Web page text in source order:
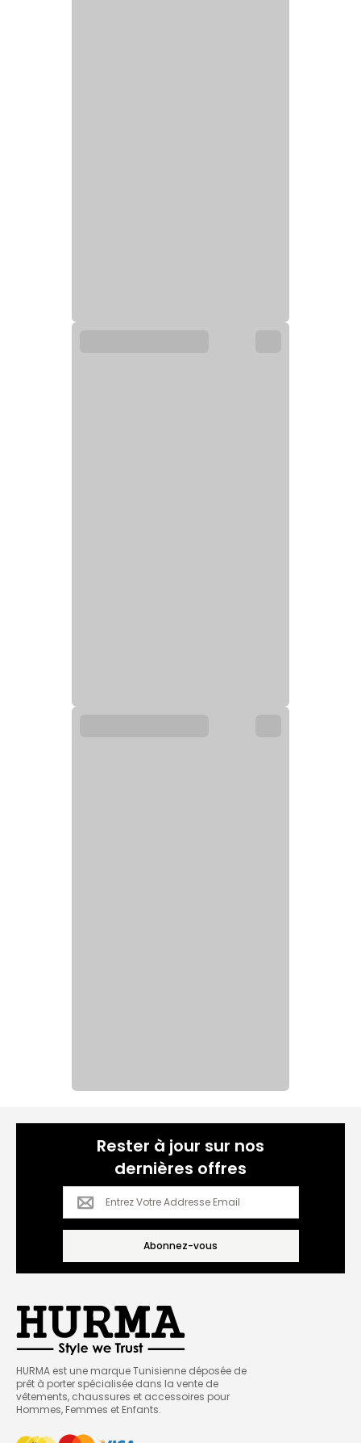
Rester à jour sur nos
dernières offres
Abonnez-vous
HURMA est une marque Tunisienne déposée de
prêt à porter spécialisée dans la vente de
vêtements, chaussures et accessoires pour
Hommes, Femmes et Enfants.